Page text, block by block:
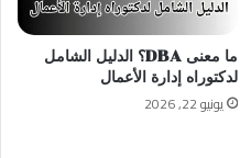
ما معنى DBA؟ الدليل الشامل
لدكتوراه إدارة الأعمال
يونيو 22, 2026